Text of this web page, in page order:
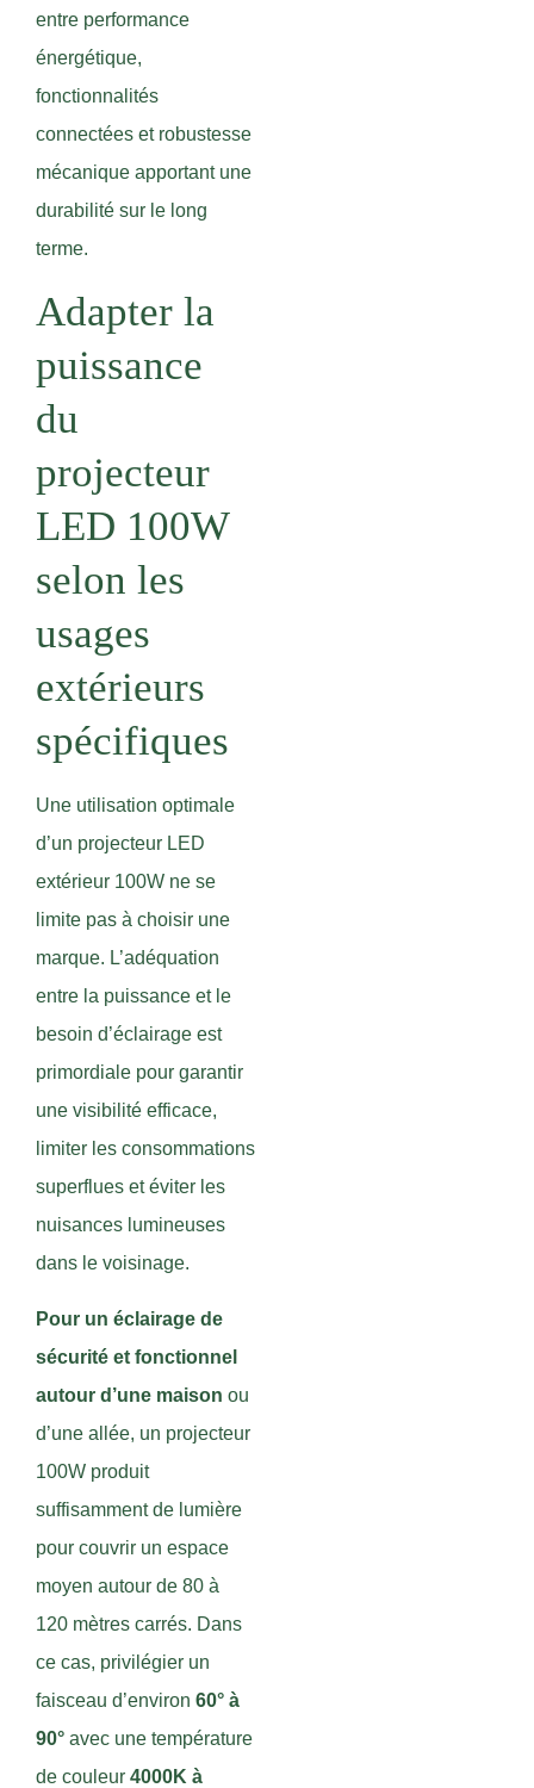
entre performance
énergétique,
fonctionnalités
connectées et robustesse
mécanique apportant une
durabilité sur le long
terme.
Adapter la
puissance
du
projecteur
LED 100W
selon les
usages
extérieurs
spécifiques
Une utilisation optimale
d’un projecteur LED
extérieur 100W ne se
limite pas à choisir une
marque. L’adéquation
entre la puissance et le
besoin d’éclairage est
primordiale pour garantir
une visibilité efficace,
limiter les consommations
superflues et éviter les
nuisances lumineuses
dans le voisinage.
Pour un éclairage de
sécurité et fonctionnel
autour d’une maison ou
d’une allée, un projecteur
100W produit
suffisamment de lumière
pour couvrir un espace
moyen autour de 80 à
120 mètres carrés. Dans
ce cas, privilégier un
faisceau d’environ 60° à
90° avec une température
de couleur 4000K à